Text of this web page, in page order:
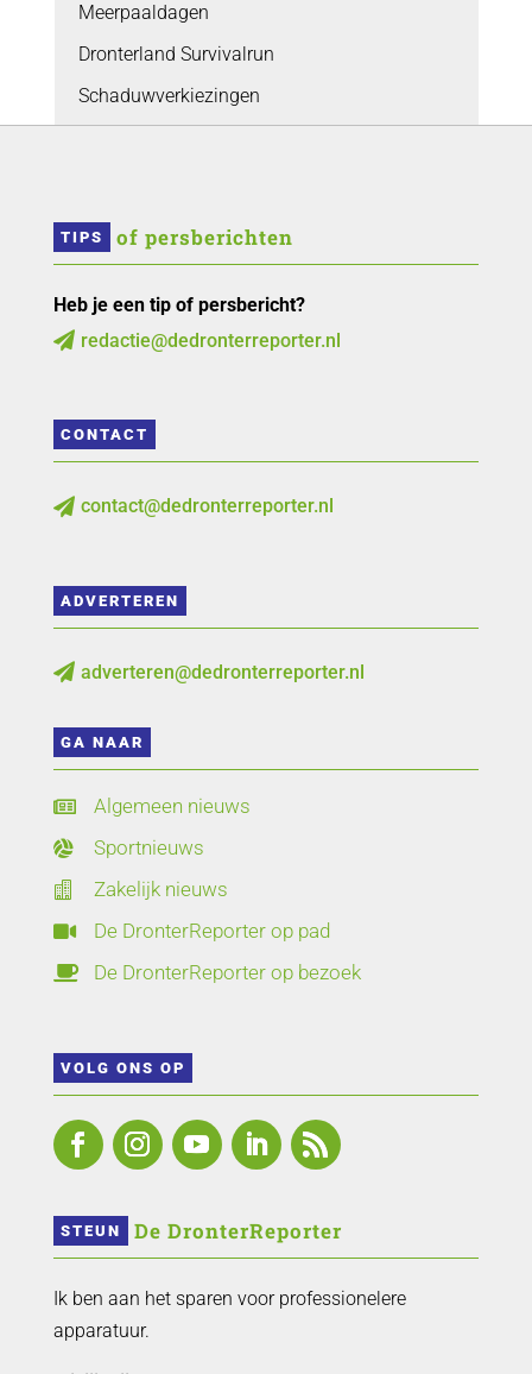
Meerpaaldagen
Dronterland Survivalrun
Schaduwverkiezingen
TIPS of persberichten
Heb je een tip of persbericht?
 redactie@dedronterreporter.nl
CONTACT
 contact@dedronterreporter.nl
ADVERTEREN
 adverteren@dedronterreporter.nl
GA NAAR
 Algemeen nieuws
 Sportnieuws
 Zakelijk nieuws
 De DronterReporter op pad
 De DronterReporter op bezoek
VOLG ONS OP
STEUN De DronterReporter
Ik ben aan het sparen voor professionelere
apparatuur.